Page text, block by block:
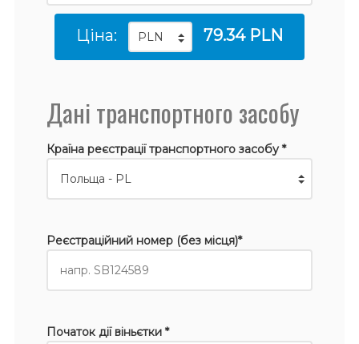
Ціна: 79.34 PLN
Дані транспортного засобу
Країна реєстрації транспортного засобу *
Реєстраційний номер (без місця)*
Початок дії віньєтки *